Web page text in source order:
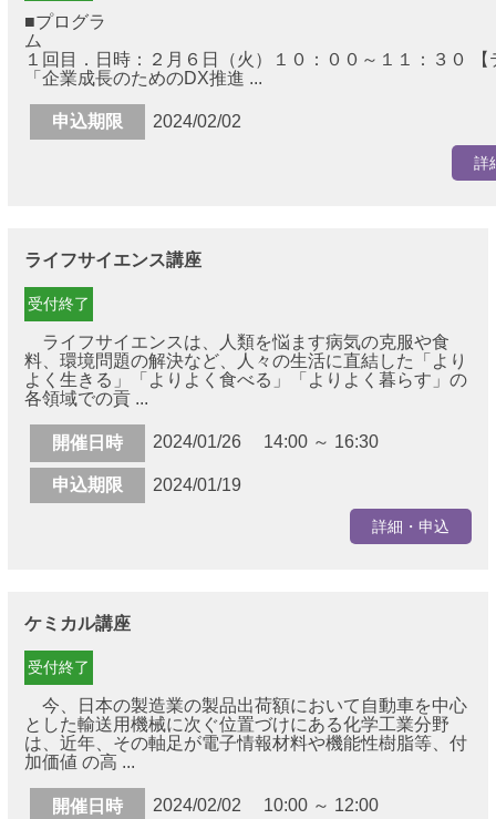
■プログラ
１回目．日時：２月６日（火）１０：００～１１：３０ 【
「企業成長のためのDX推進 ...
申込期限 2024/02/02
詳
ライフサイエンス講座
受付終了
ライフサイエンスは、人類を悩ます病気の克服や食
料、環境問題の解決など、人々の生活に直結した「より
よく生きる」「よりよく食べる」「よりよく暮らす」の
各領域での貢 ...
開催日時 2024/01/26 14:00 ～ 16:30
申込期限 2024/01/19
詳細・申込
ケミカル講座
受付終了
今、日本の製造業の製品出荷額において自動車を中心
とした輸送用機械に次ぐ位置づけにある化学工業分野
は、近年、その軸足が電子情報材料や機能性樹脂等、付
加価値 の高 ...
開催日時 2024/02/02 10:00 ～ 12:00